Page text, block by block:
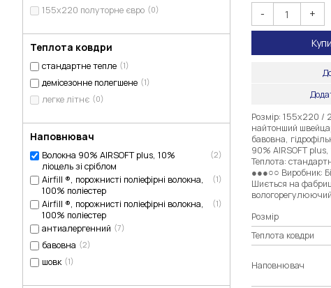
155х220 полуторне євро (0)
Теплота ковдри
стандартне тепле (1)
демісезонне полегшене (1)
легке літнє (0)
Наповнювач
Волокна 90% AIRSOFT plus, 10%
ліоцель зі сріблом
(2)
Airfill ®, порожнисті поліефірні волокна,
100% поліестер
(1)
Airfill ®, порожнисті поліефірні волокна,
100% поліестер
(1)
антиалергенний (7)
бавовна (2)
шовк (1)
- +
Розмір: 155х220 /
найтонший
бавовна,
90% AIRSOFT plus,
Теплота:
●●●○○ Виробник:
Шиється на
вологорегулюючий
Розмір
Теплота ковдри
Наповнювач